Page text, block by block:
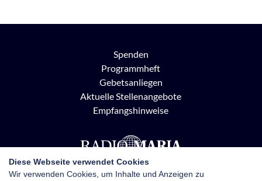
Spenden
Programmheft
Gebetsanliegen
Aktuelle Stellenangebote
Empfangshinweise
Diese Webseite verwendet Cookies
Wir verwenden Cookies, um Inhalte und Anzeigen zu